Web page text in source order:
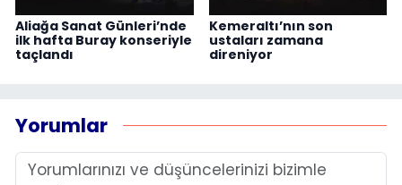
Aliağa Sanat Günleri’nde
ilk hafta Buray konseriyle
taçlandı
Kemeraltı’nın son
ustaları zamana
direniyor
Yorumlar